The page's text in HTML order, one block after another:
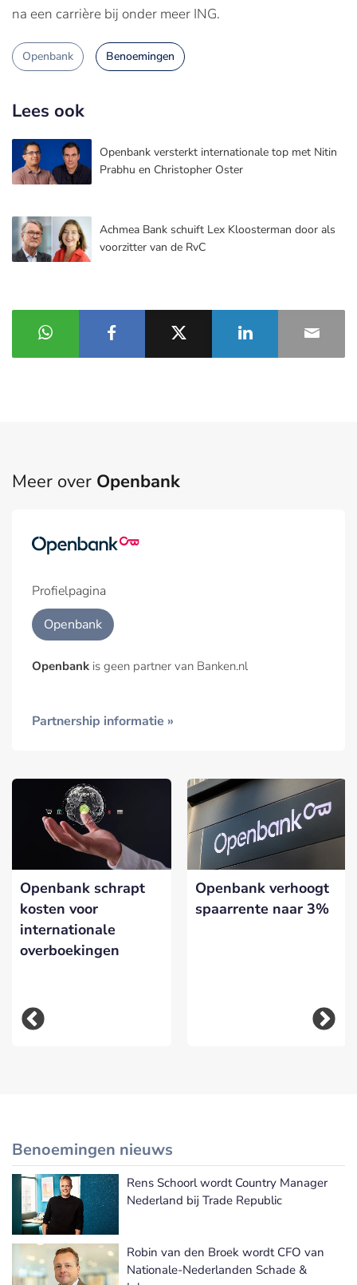
na een carrière bij onder meer ING.
Openbank Benoemingen
Lees ook
Openbank versterkt internationale top met Nitin
Prabhu en Christopher Oster
Achmea Bank schuift Lex Kloosterman door als
voorzitter van de RvC
Meer over Openbank
Profielpagina
Openbank
Openbank is geen partner van Banken.nl
Partnership informatie »
Openbank schrapt
kosten voor
internationale
overboekingen
Openbank verhoogt
spaarrente naar 3%
Benoemingen nieuws
Meer Benoemingen nieuws
Rens Schoorl wordt Country Manager
Nederland bij Trade Republic
Robin van den Broek wordt CFO van
Nationale-Nederlanden Schade &